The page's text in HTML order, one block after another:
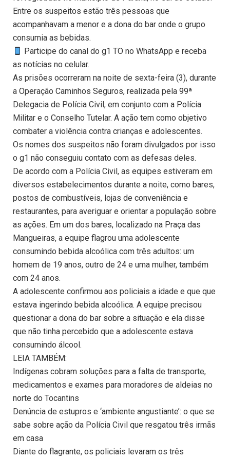
Entre os suspeitos estão três pessoas que
acompanhavam a menor e a dona do bar onde o grupo
consumia as bebidas.
Participe do canal do g1 TO no WhatsApp e receba
as notícias no celular.
As prisões ocorreram na noite de sexta-feira (3), durante
a Operação Caminhos Seguros, realizada pela 99ª
Delegacia de Polícia Civil, em conjunto com a Polícia
Militar e o Conselho Tutelar. A ação tem como objetivo
combater a violência contra crianças e adolescentes.
Os nomes dos suspeitos não foram divulgados por isso
o g1 não conseguiu contato com as defesas deles.
De acordo com a Polícia Civil, as equipes estiveram em
diversos estabelecimentos durante a noite, como bares,
postos de combustíveis, lojas de conveniência e
restaurantes, para averiguar e orientar a população sobre
as ações. Em um dos bares, localizado na Praça das
Mangueiras, a equipe flagrou uma adolescente
consumindo bebida alcoólica com três adultos: um
homem de 19 anos, outro de 24 e uma mulher, também
com 24 anos.
A adolescente confirmou aos policiais a idade e que que
estava ingerindo bebida alcoólica. A equipe precisou
questionar a dona do bar sobre a situação e ela disse
que não tinha percebido que a adolescente estava
consumindo álcool.
LEIA TAMBÉM:
Indígenas cobram soluções para a falta de transporte,
medicamentos e exames para moradores de aldeias no
norte do Tocantins
Denúncia de estupros e ‘ambiente angustiante’: o que se
sabe sobre ação da Polícia Civil que resgatou três irmãs
em casa
Diante do flagrante, os policiais levaram os três